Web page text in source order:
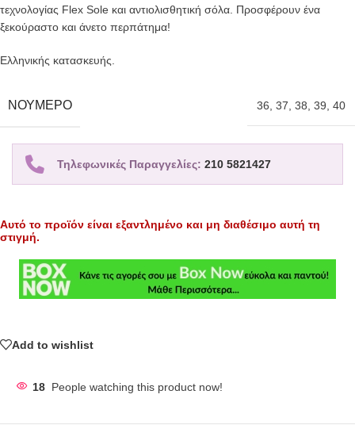
τεχνολογίας Flex Sole και αντιολισθητική σόλα. Προσφέρουν ένα
ξεκούραστο και άνετο περπάτημα!
Ελληνικής κατασκευής.
ΝΟΎΜΕΡΟ 36, 37, 38, 39, 40
Τηλεφωνικές Παραγγελίες: 210 5821427
Αυτό το προϊόν είναι εξαντλημένο και μη διαθέσιμο αυτή τη
στιγμή.
Add to wishlist
18 People watching this product now!